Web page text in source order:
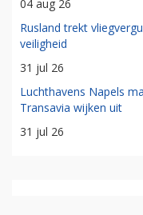
04 aug 26
Rusland trekt
veiligheid
31 jul 26
Luchthavens Napels
Transavia wijken uit
31 jul 26